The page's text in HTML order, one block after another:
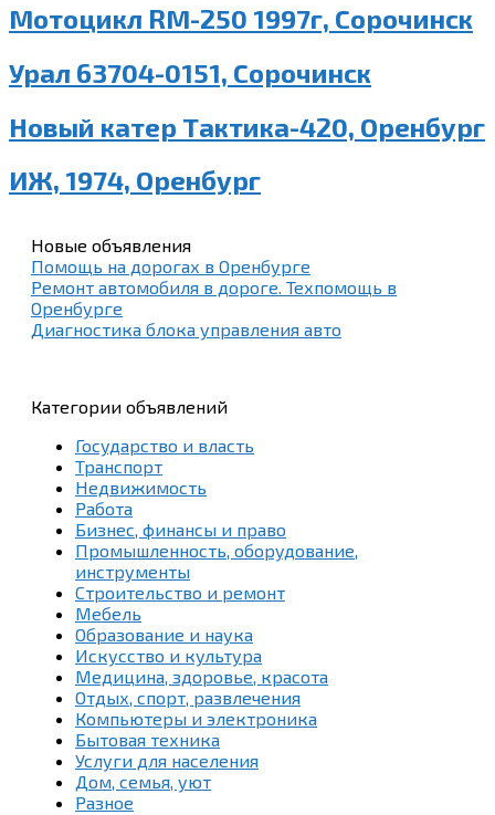
Мотоцикл RM-250 1997г, Сорочинск
Урал 63704-0151, Сорочинск
Новый катер Тактика-420, Оренбург
ИЖ, 1974, Оренбург
Новые объявления
Помощь на дорогах в Оренбурге
Ремонт автомобиля в дороге. Техпомощь в
Оренбурге
Диагностика блока управления авто
Категории объявлений
Государство и власть
Транспорт
Недвижимость
Работа
Бизнес, финансы и право
Промышленность, оборудование,
инструменты
Строительство и ремонт
Мебель
Образование и наука
Искусство и культура
Медицина, здоровье, красота
Отдых, спорт, развлечения
Компьютеры и электроника
Бытовая техника
Услуги для населения
Дом, семья, уют
Разное